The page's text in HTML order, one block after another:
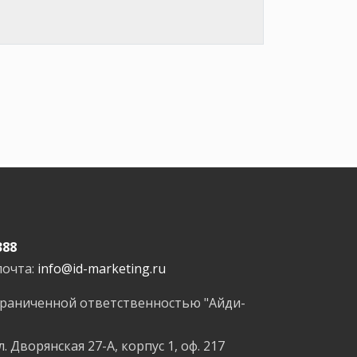
info@id-marketing.ru
ответственностью "Айди-
Дворянская 27-А, корпус 1, оф. 217